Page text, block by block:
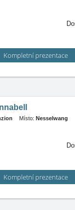
Kompletní prezentace
Místo: Nesselwang
Kompletní prezentace